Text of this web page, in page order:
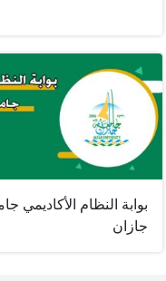
بوابة النظام الأكاديمي
جازان